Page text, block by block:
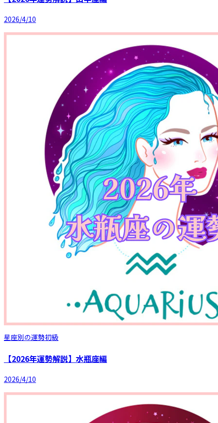
2026/4/10
星座別の運勢初級
【2026年運勢解説】水瓶座編
2026/4/10